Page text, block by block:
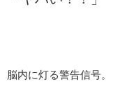
脳内に灯る警告信号。